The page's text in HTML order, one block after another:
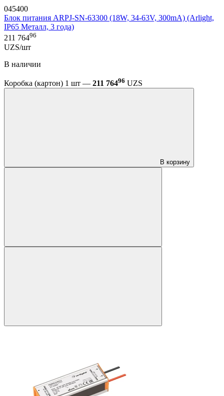
045400
Блок питания ARPJ-SN-63300 (18W, 34-63V, 300mA) (Arlight,
IP65 Металл, 3 года)
211 76496
UZS/шт
В наличии
Коробка (картон) 1 шт — 211 76496 UZS
В корзину